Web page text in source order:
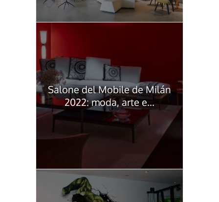
Salone del Mobile de Milán
2022: moda, arte e...